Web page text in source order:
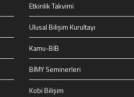
Etkinlik Takvimi
Ulusal Bilişim Kurultayı
Kamu-BİB
BİMY Seminerleri
Kobi Bilişim